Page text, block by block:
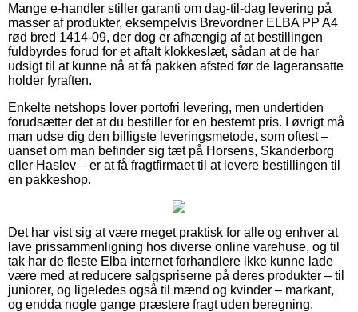
Mange e-handler stiller garanti om dag-til-dag levering på
masser af produkter, eksempelvis Brevordner ELBA PP A4
rød bred 1414-09, der dog er afhængig af at bestillingen
fuldbyrdes forud for et aftalt klokkeslæt, sådan at de har
udsigt til at kunne nå at få pakken afsted før de lageransatte
holder fyraften.
Enkelte netshops lover portofri levering, men undertiden
forudsætter det at du bestiller for en bestemt pris. I øvrigt må
man udse dig den billigste leveringsmetode, som oftest –
uanset om man befinder sig tæt på Horsens, Skanderborg
eller Haslev – er at få fragtfirmaet til at levere bestillingen til
en pakkeshop.
Det har vist sig at være meget praktisk for alle og enhver at
lave prissammenligning hos diverse online varehuse, og til
tak har de fleste Elba internet forhandlere ikke kunne lade
være med at reducere salgspriserne på deres produkter – til
juniorer, og ligeledes også til mænd og kvinder – markant,
og endda nogle gange præstere fragt uden beregning.